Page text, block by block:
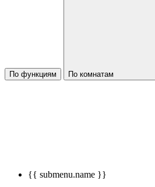
По функциям По комнатам
{{ submenu.name }}